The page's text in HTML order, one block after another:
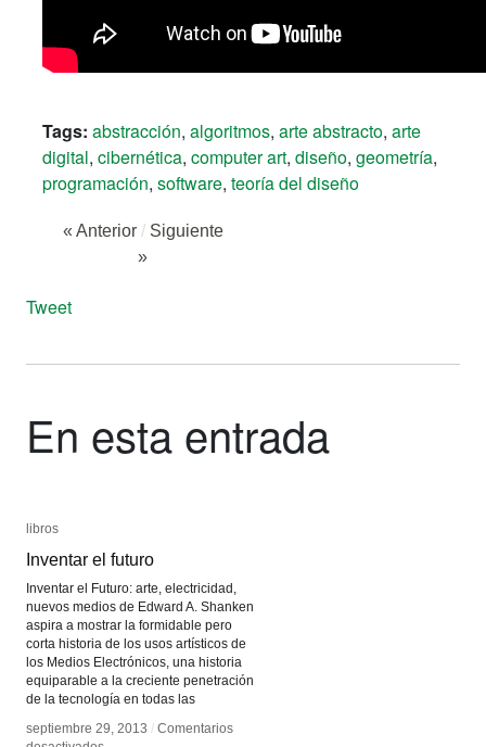
Tags: abstracción, algoritmos, arte abstracto, arte
digital, cibernética, computer art, diseño, geometría,
programación, software, teoría del diseño
« Anterior / Siguiente
»
Tweet
En esta entrada
libros
Inventar el futuro
Inventar el Futuro: arte, electricidad,
nuevos medios de Edward A. Shanken
aspira a mostrar la formidable pero
corta historia de los usos artísticos de
los Medios Electrónicos, una historia
equiparable a la creciente penetración
de la tecnología en todas las
septiembre 29, 2013 / Comentarios
libros
Inventar el futuro
septiembre 29, 2013 / Comentarios